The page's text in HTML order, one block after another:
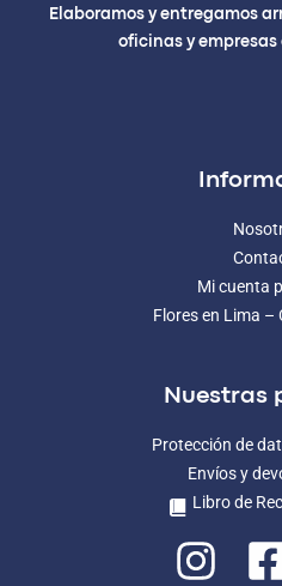
Elaboramos y entregamos
oficinas y empresas
Mi cuenta
Flores en Lima –
Nuestras
Protección de
Envíos y
Libro de